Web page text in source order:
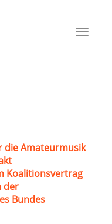
Toggle
die Amateurmusik
Koalitionsvertrag
der
Bundes